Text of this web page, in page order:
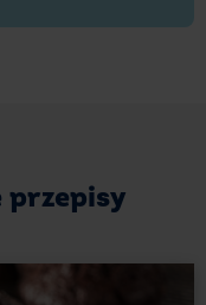
Proces
przepisy